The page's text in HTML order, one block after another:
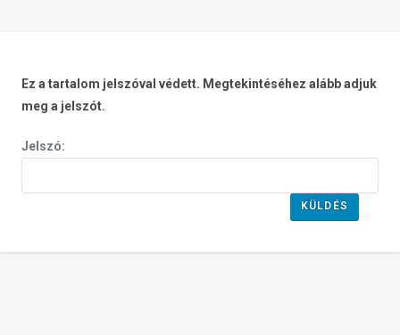
Ez a tartalom jelszóval védett. Megtekintéséhez alább adjuk
meg a jelszót.
Jelszó: